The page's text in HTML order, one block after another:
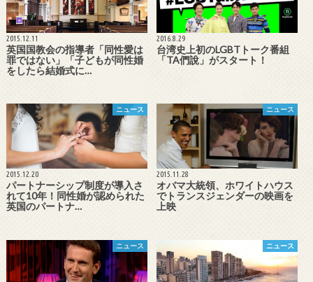
2015.12.11
英国国教会の指導者「同性愛は
罪ではない」「子どもが同性婚
をしたら結婚式に…
2016.8.29
台湾史上初のLGBTトーク番組
「TA們說」がスタート！
ニュース
2015.12.20
パートナーシップ制度が導入さ
れて10年！同性婚が認められた
英国のパートナ…
ニュース
2015.11.28
オバマ大統領、ホワイトハウス
でトランスジェンダーの映画を
上映
ニュース ニュース